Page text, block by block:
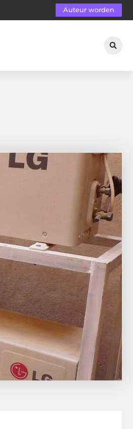
Auteur worden